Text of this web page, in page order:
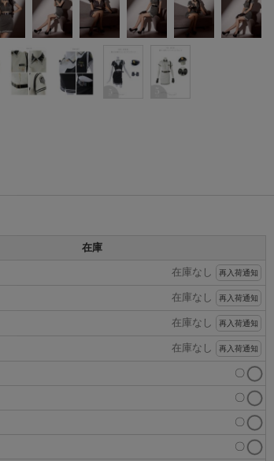
在庫
在庫なし 再入荷通知
在庫なし 再入荷通知
在庫なし 再入荷通知
在庫なし 再入荷通知
〇
〇
〇
〇